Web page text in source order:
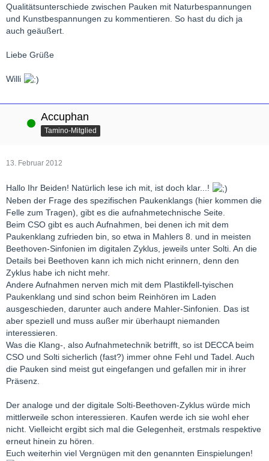
Qualitätsunterschiede zwischen Pauken mit Naturbespannungen
und Kunstbespannungen zu kommentieren. So hast du dich ja
auch geäußert.
Liebe Grüße
Willi
Online Accuphan
Tamino-Mitglied
13. Februar 2012
Hallo Ihr Beiden! Natürlich lese ich mit, ist doch klar...!
Neben der Frage des spezifischen Paukenklangs (hier kommen die
Felle zum Tragen), gibt es die aufnahmetechnische Seite.
Beim CSO gibt es auch Aufnahmen, bei denen ich mit dem
Paukenklang zufrieden bin, so etwa in Mahlers 8. und in meisten
Beethoven-Sinfonien im digitalen Zyklus, jeweils unter Solti. An die
Details bei Beethoven kann ich mich nicht erinnern, denn den
Zyklus habe ich nicht mehr.
Andere Aufnahmen nerven mich mit dem Plastikfell-tyischen
Paukenklang und sind schon beim Reinhören im Laden
ausgeschieden, darunter auch andere Mahler-Sinfonien. Das ist
aber speziell und muss außer mir überhaupt niemanden
interessieren.
Was die Klang-, also Aufnahmetechnik betrifft, so ist DECCA beim
CSO und Solti sicherlich (fast?) immer ohne Fehl und Tadel. Auch
die Pauken sind meist gut eingefangen und gefallen mir in ihrer
Präsenz.
Der analoge und der digitale Solti-Beethoven-Zyklus würde mich
mittlerweile schon interessieren. Kaufen werde ich sie wohl eher
nicht. Vielleicht ergibt sich mal die Gelegenheit, erstmals respektive
erneut hinein zu hören.
Euch weiterhin viel Vergnügen mit den genannten Einspielungen!